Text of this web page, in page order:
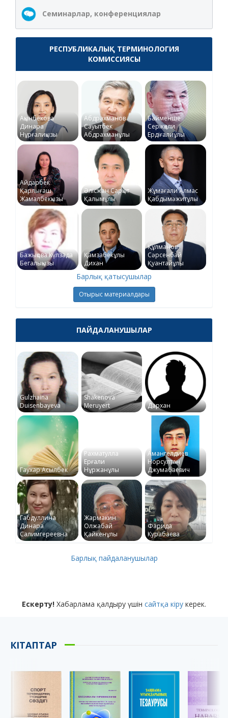
Семинарлар, конференциялар
РЕСПУБЛИКАЛЫҚ ТЕРМИНОЛОГИЯ
КОМИССИЯСЫ
Ақынбекова
Динара
Нұрғалиқызы
Абдрахманов
Сауытбек
Абдрахманұлы
Байменше
Серікқали
Ердіғалиұлы
Айдарбек
Қарлығаш
Жамалбекқызы
Әлісжан Сарқыт
Қалымұлы
Жұмағали Алмас
Қабдымәжитұлы
Бажықова Күлзада
Бегалықызы
Қамзабекұлы
Дихан
Құлманов
Сәрсенбай
Қуантайұлы
Барлық қатысушылар
Отырыс материалдары
ПАЙДАЛАНУШЫЛАР
Gulzhaina
Duisenbayeva
Shakenova
Meruyert
Дархан
Гаухар Асылбек
Рахматулла
Ерғали
Нұржанұлы
Амангелдиев
Норсултан
Джумабаевич
Габдуллина
Динара
Салимгереевна
Жармакин
Олжабай
Қайкенұлы
Фарида
Курабаева
Барлық пайдаланушылар
Ескерту! Хабарлама қалдыру үшін сайтқа кіру керек.
КІТАПТАР